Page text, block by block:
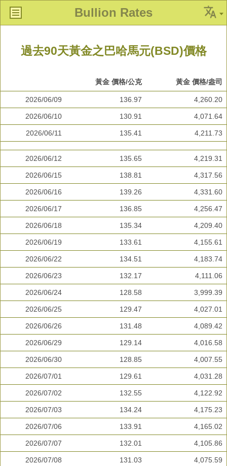
Bullion Rates
過去90天黃金之巴哈馬元(BSD)價格
黃金 價格/公克 黃金 價格/盎司
2026/06/09 136.97 4,260.20
2026/06/10 130.91 4,071.64
2026/06/11 135.41 4,211.73
2026/06/12 135.65 4,219.31
2026/06/15 138.81 4,317.56
2026/06/16 139.26 4,331.60
2026/06/17 136.85 4,256.47
2026/06/18 135.34 4,209.40
2026/06/19 133.61 4,155.61
2026/06/22 134.51 4,183.74
2026/06/23 132.17 4,111.06
2026/06/24 128.58 3,999.39
2026/06/25 129.47 4,027.01
2026/06/26 131.48 4,089.42
2026/06/29 129.14 4,016.58
2026/06/30 128.85 4,007.55
2026/07/01 129.61 4,031.28
2026/07/02 132.55 4,122.92
2026/07/03 134.24 4,175.23
2026/07/06 133.91 4,165.02
2026/07/07 132.01 4,105.86
2026/07/08 131.03 4,075.59